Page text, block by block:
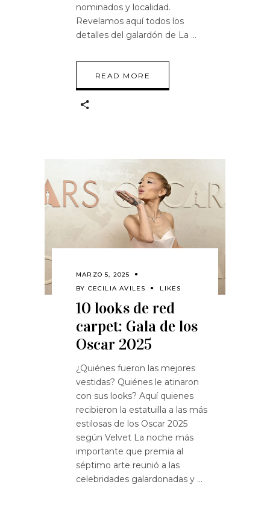
nominados y localidad.
Revelamos aquí todos los
detalles del galardón de La
READ MORE
MARZO 5, 2025
BY CECILIA AVILES LIKES
10 looks de red
carpet: Gala de los
Oscar 2025
¿Quiénes fueron las mejores
vestidas? Quiénes le atinaron
con sus looks? Aquí quienes
recibieron la estatuilla a las más
estilosas de los Oscar 2025
según Velvet La noche más
importante que premia al
séptimo arte reunió a las
celebridades galardonadas y